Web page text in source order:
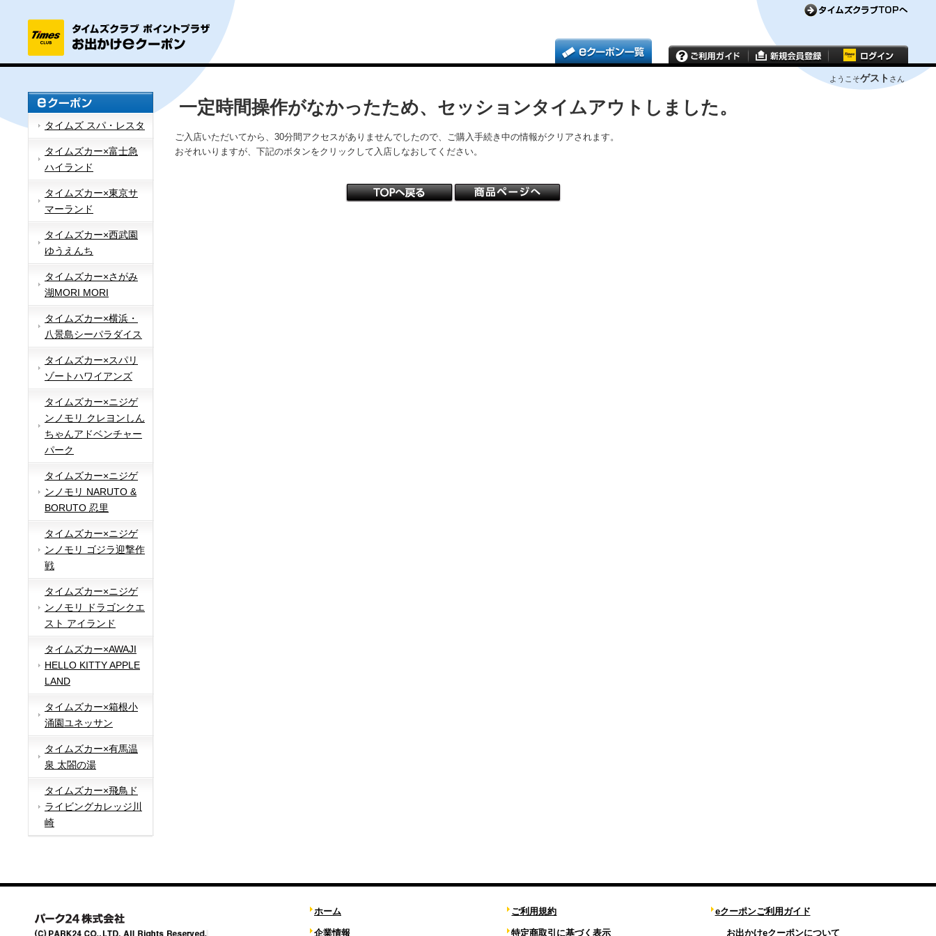
ようこそゲスト さん
タイムズ スパ・レスタ
タイムズカー×富士急
ハイランド
タイムズカー×東京サ
マーランド
タイムズカー×西武園
ゆうえんち
タイムズカー×さがみ
湖MORI MORI
タイムズカー×横浜・
八景島シーパラダイス
タイムズカー×スパリ
ゾートハワイアンズ
タイムズカー×ニジゲ
ンノモリ クレヨンしん
ちゃんアドベンチャー
パーク
タイムズカー×ニジゲ
ンノモリ NARUTO &
BORUTO 忍里
タイムズカー×ニジゲ
ンノモリ ゴジラ迎撃作
戦
タイムズカー×ニジゲ
ンノモリ ドラゴンクエ
スト アイランド
タイムズカー×AWAJI
HELLO KITTY APPLE
LAND
タイムズカー×箱根小
涌園ユネッサン
タイムズカー×有馬温
泉 太閤の湯
タイムズカー×飛鳥ド
ライビングカレッジ川
崎
一定時間操作がなかったため、セッションタイムアウトしました。
ご入店いただいてから、30分間アクセスがありませんでしたので、ご購入手続き中の情報がクリアされます。
おそれいりますが、下記のボタンをクリックして入店しなおしてください。
ホーム
企業情報
ご利用規約
特定商取引に基づく表示
eクーポンご利用ガイド
お出かけeクーポンについて